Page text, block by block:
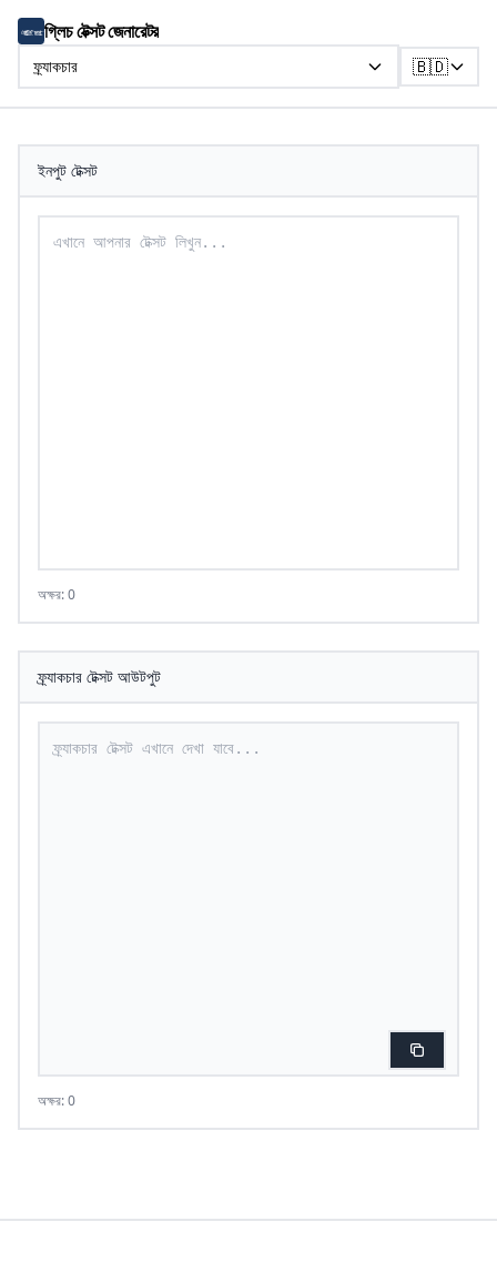
গ্লিচ টেক্সট জেনারেটর
ফ্র্যাকচার 🇧🇩
ইনপুট টেক্সট
অক্ষর: 0
ফ্র্যাকচার টেক্সট আউটপুট
অক্ষর: 0